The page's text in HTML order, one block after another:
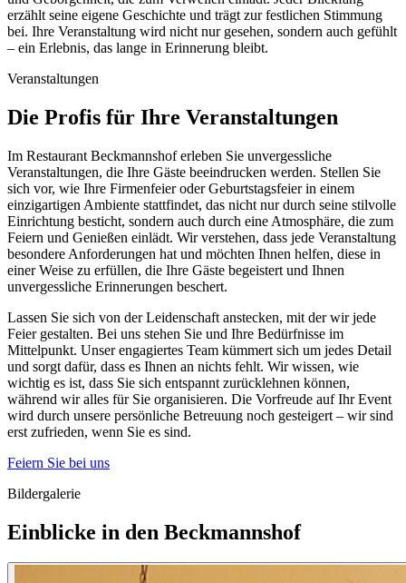
erzählt seine eigene Geschichte und trägt zur festlichen Stimmung
bei. Ihre Veranstaltung wird nicht nur gesehen, sondern auch gefühlt
– ein Erlebnis, das lange in Erinnerung bleibt.
Veranstaltungen
Die Profis für Ihre Veranstaltungen
Im Restaurant Beckmannshof erleben Sie unvergessliche
Veranstaltungen, die Ihre Gäste beeindrucken werden. Stellen Sie
sich vor, wie Ihre Firmenfeier oder Geburtstagsfeier in einem
einzigartigen Ambiente stattfindet, das nicht nur durch seine stilvolle
Einrichtung besticht, sondern auch durch eine Atmosphäre, die zum
Feiern und Genießen einlädt. Wir verstehen, dass jede Veranstaltung
besondere Anforderungen hat und möchten Ihnen helfen, diese in
einer Weise zu erfüllen, die Ihre Gäste begeistert und Ihnen
unvergessliche Erinnerungen beschert.
Lassen Sie sich von der Leidenschaft anstecken, mit der wir jede
Feier gestalten. Bei uns stehen Sie und Ihre Bedürfnisse im
Mittelpunkt. Unser engagiertes Team kümmert sich um jedes Detail
und sorgt dafür, dass es Ihnen an nichts fehlt. Wir wissen, wie
wichtig es ist, dass Sie sich entspannt zurücklehnen können,
während wir alles für Sie organisieren. Die Vorfreude auf Ihr Event
wird durch unsere persönliche Betreuung noch gesteigert – wir sind
erst zufrieden, wenn Sie es sind.
Feiern Sie bei uns
Bildergalerie
Einblicke in den Beckmannshof